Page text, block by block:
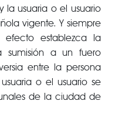
y la usuaria o el usuario
vigente. Y siempre
establezca la
sumisión a un fuero
entre la persona
o el usuario se
de la ciudad de